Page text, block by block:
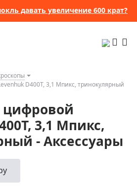
давать увеличение 600 крат?
D400T, 3,1 Мпикс, тринокулярный
3,1 Мпикс,
- Аксессуары